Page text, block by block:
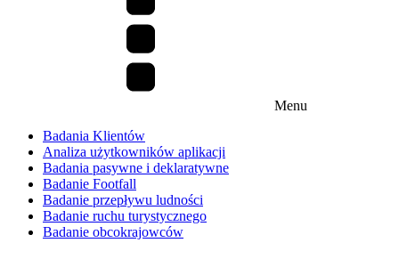
Menu
Badania Klientów
Analiza użytkowników aplikacji
Badania pasywne i deklaratywne
Badanie Footfall
Badanie przepływu ludności
Badanie ruchu turystycznego
Badanie obcokrajowców